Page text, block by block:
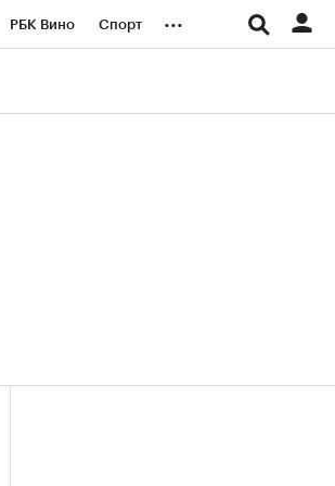
РБК Вино Спорт ...